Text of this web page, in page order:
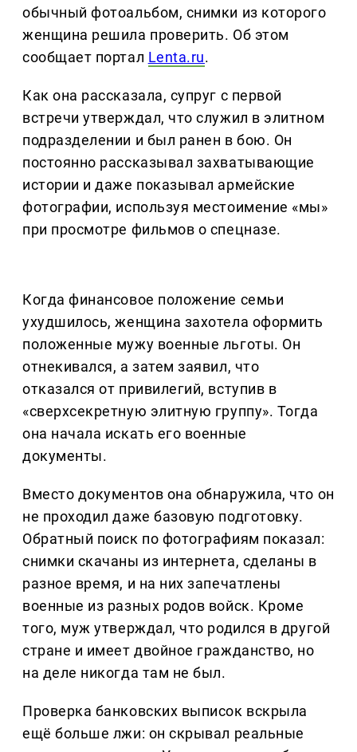
обычный фотоальбом, снимки из которого
женщина решила проверить. Об этом
сообщает портал Lenta.ru.
Как она рассказала, супруг с первой
встречи утверждал, что служил в элитном
подразделении и был ранен в бою. Он
постоянно рассказывал захватывающие
истории и даже показывал армейские
фотографии, используя местоимение «мы»
при просмотре фильмов о спецназе.
Когда финансовое положение семьи
ухудшилось, женщина захотела оформить
положенные мужу военные льготы. Он
отнекивался, а затем заявил, что
отказался от привилегий, вступив в
«сверхсекретную элитную группу». Тогда
она начала искать его военные
документы.
Вместо документов она обнаружила, что он
не проходил даже базовую подготовку.
Обратный поиск по фотографиям показал:
снимки скачаны из интернета, сделаны в
разное время, и на них запечатлены
военные из разных родов войск. Кроме
того, муж утверждал, что родился в другой
стране и имеет двойное гражданство, но
на деле никогда там не был.
Проверка банковских выписок вскрыла
ещё больше лжи: он скрывал реальные